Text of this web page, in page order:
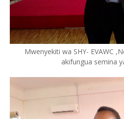
Mwenyekiti wa SHY- EVAWC
akifungua semina